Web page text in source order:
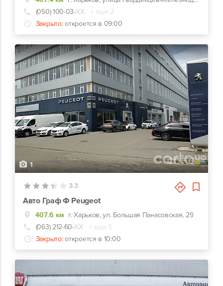
(050) 100-03-ХХ
+ еще 2
Закрыто: откроется в 09:00
1
3.3
Авто Граф Ф Peugeot
407.6 км г. Харьков, ул. Большая Панасовская, 29
(063) 212-60-ХХ
+ еще 5
Закрыто: откроется в 10:00